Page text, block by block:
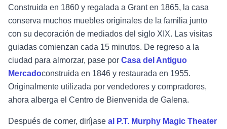
Construida en 1860 y regalada a Grant en 1865, la casa
conserva muchos muebles originales de la familia junto
con su decoración de mediados del siglo XIX. Las visitas
guiadas comienzan cada 15 minutos. De regreso a la
ciudad para almorzar, pase por Casa del Antiguo
Mercadoconstruida en 1846 y restaurada en 1955.
Originalmente utilizada por vendedores y compradores,
ahora alberga el Centro de Bienvenida de Galena.
Después de comer, diríjase al P.T. Murphy Magic Theater